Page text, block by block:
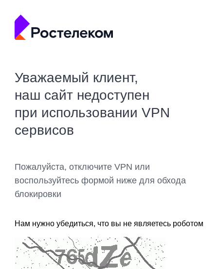
Уважаемый клиент,
наш сайт недоступен
при использовании VPN
сервисов
Пожалуйста, отключите VPN или
воспользуйтесь формой ниже для обхода
блокировки
Нам нужно убедиться, что вы не являетесь роботом